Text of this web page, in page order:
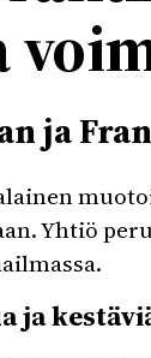
ja
Yhtiö
ja